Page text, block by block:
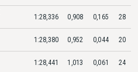
1:28,336 0,908 0,165 28
1:28,380 0,952 0,044 20
1:28,441 1,013 0,061 24